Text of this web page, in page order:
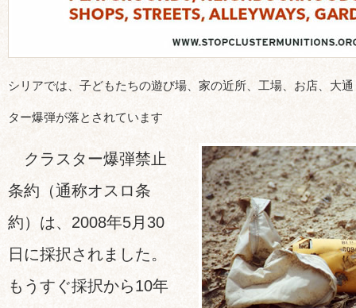
シリアでは、子どもたちの遊び場、家の近所、工場、お店、大
ター爆弾が落とされています
クラスター爆弾禁止
条約（通称オスロ条
約）は、2008年5月30
日に採択されました。
もうすぐ採択から10年